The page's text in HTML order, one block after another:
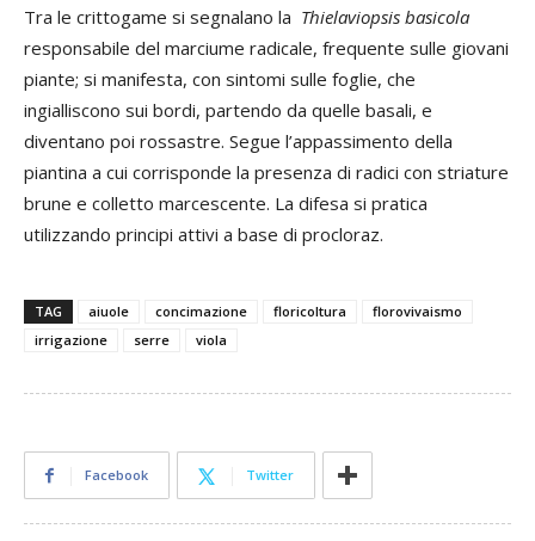
Tra le crittogame si segnalano la Thielaviopsis basicola
responsabile del marciume radicale, frequente sulle giovani
piante; si manifesta, con sintomi sulle foglie, che
ingialliscono sui bordi, partendo da quelle basali, e
diventano poi rossastre. Segue l’appassimento della
piantina a cui corrisponde la presenza di radici con striature
brune e colletto marcescente. La difesa si pratica
utilizzando principi attivi a base di procloraz.
TAG aiuole concimazione floricoltura
florovivaismo
irrigazione
serre viola
Facebook Twitter